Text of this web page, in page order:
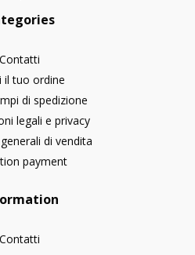
Contatti
il tuo ordine
di spedizione
legali e privacy
di vendita
payment
Contatti